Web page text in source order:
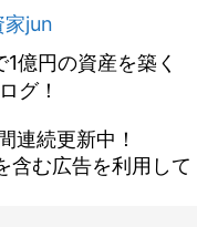
家jun
億円の資産を築く
グ！
続更新中！
含む広告を利用して